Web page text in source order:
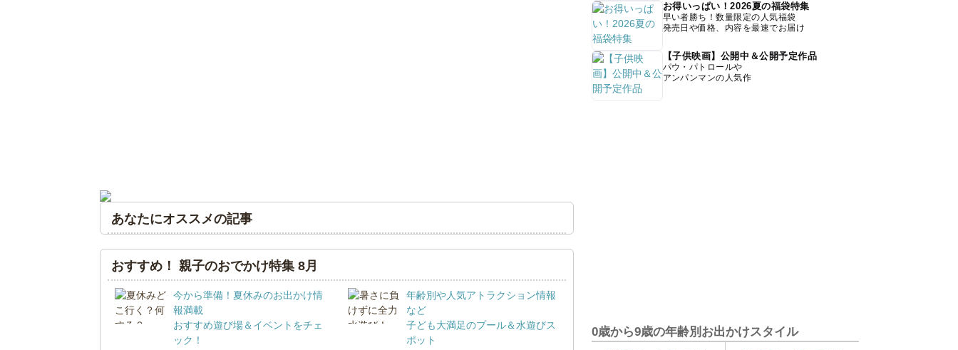
あなたにオススメの記事
おすすめ！ 親子のおでかけ特集 8月
今から準備！夏休みのお出かけ情
報満載
おすすめ遊び場＆イベントをチェ
ック！
年齢別や人気アトラクション情報
など
子ども大満足のプール＆水遊びス
ポット
お得いっぱい！2026夏の福袋特集
早い者勝ち！数量限定の人気福袋
発売日や価格、内容を最速でお届け
【子供映画】公開中＆公開予定作品
パウ・パトロールや
アンパンマンの人気作
0歳から9歳の年齢別お出かけスタイル